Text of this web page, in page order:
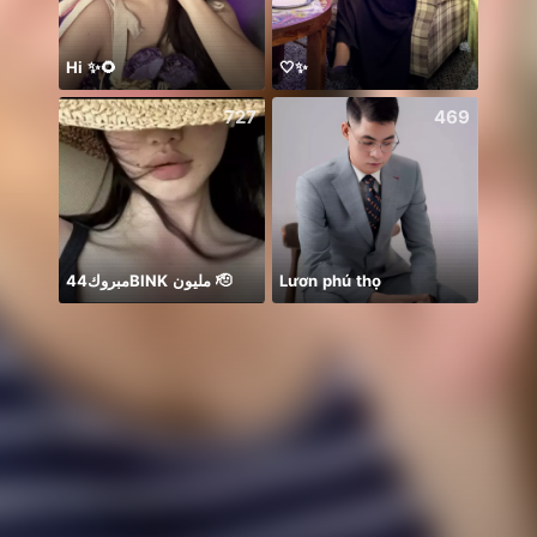
Hi ✨🌻 🤍✨
727
مبروك44BlNK مليون 🫡
469
Lươn phú thọ